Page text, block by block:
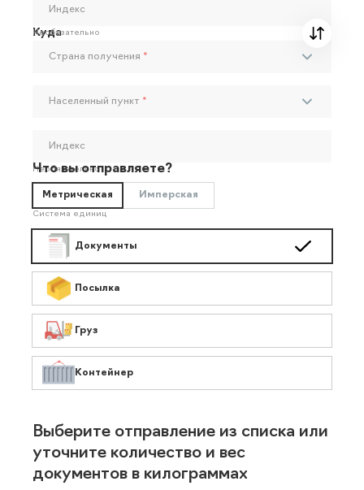
Индекс
Необязательно
Куда
Страна получения *
Населенный пункт *
Индекс
Необязательно
Что вы отправляете?
Метрическая Имперская
Система единиц
Документы
Посылка
Груз
Контейнер
Выберите отправление из списка или
уточните количество и вес
документов в килограммах